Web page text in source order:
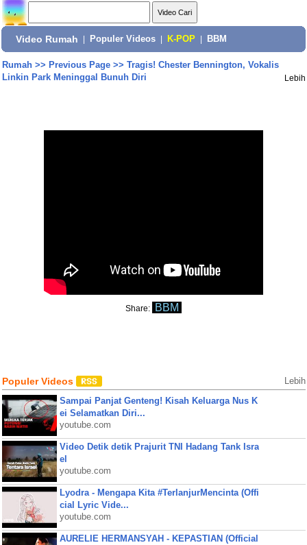
Video Rumah Populer Videos K-POP BBM
Rumah>> Previous Page>> Tragis! Chester Bennington, Vokalis
Linkin Park Meninggal Bunuh Diri
Lebih
Share: BBM
Populer Videos Lebih
Sampai Panjat Genteng! Kisah Keluarga Nus K
ei Selamatkan Diri...
youtube.com
Video Detik detik Prajurit TNI Hadang Tank Isra
el
youtube.com
Lyodra - Mengapa Kita #TerlanjurMencinta (Offi
cial Lyric Vide...
youtube.com
AURELIE HERMANSYAH - KEPASTIAN (Official